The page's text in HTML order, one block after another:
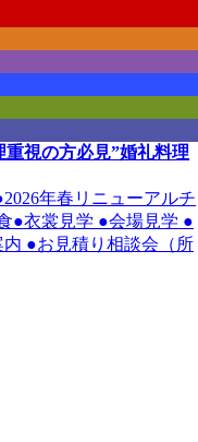
重視の方必見”婚礼料理
年春リニューアルチ
●衣裳見学 ●会場見学 ●
●お見積り相談会（所